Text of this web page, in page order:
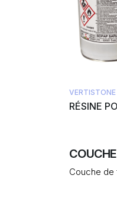
VERTISTONE
RÉSINE
Couche de